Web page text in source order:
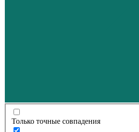
Только точные совпадения